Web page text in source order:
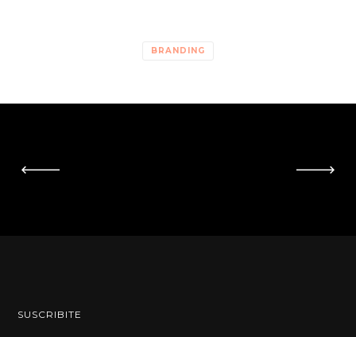
BRANDING
SUSCRIBITE